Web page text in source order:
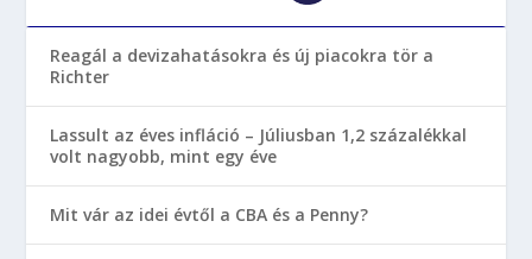
Reagál a devizahatásokra és új piacokra tör a
Richter
Lassult az éves infláció – Júliusban 1,2 százalékkal
volt nagyobb, mint egy éve
Mit vár az idei évtől a CBA és a Penny?